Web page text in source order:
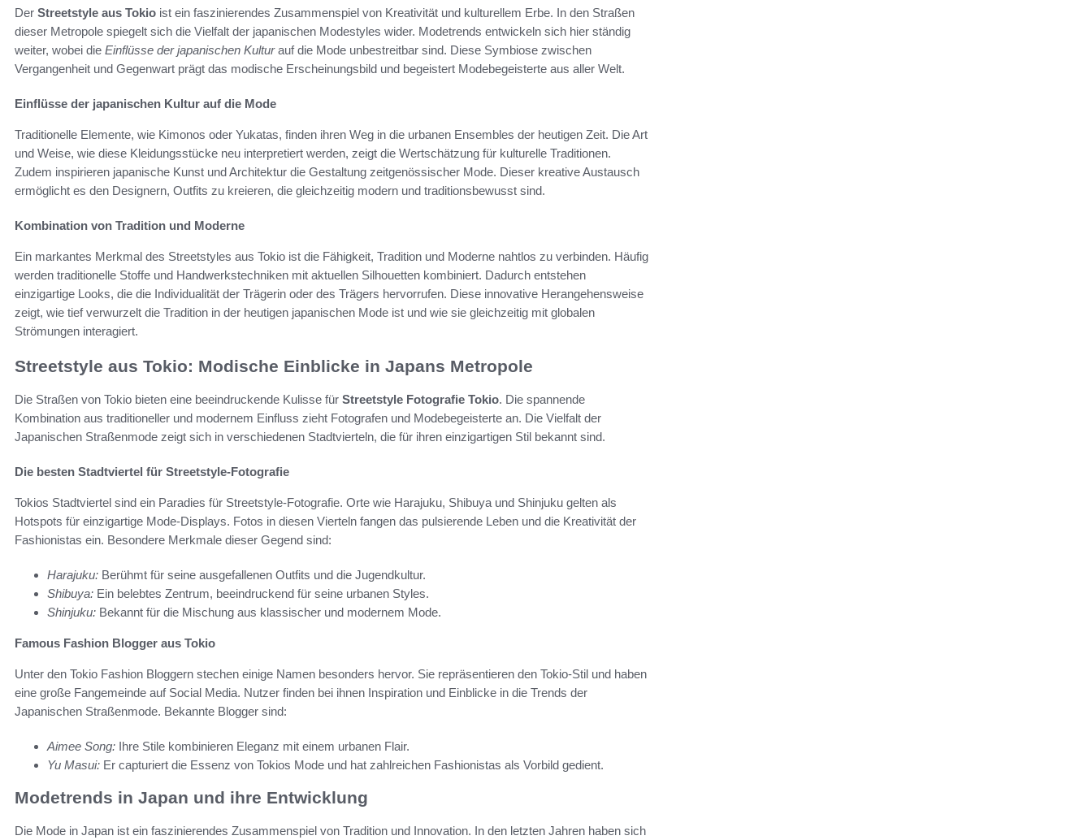
Der Streetstyle aus Tokio ist ein faszinierendes Zusammenspiel von Kreativität und kulturellem Erbe. In den Straßen
dieser Metropole spiegelt sich die Vielfalt der japanischen Modestyles wider. Modetrends entwickeln sich hier ständig
weiter, wobei die Einflüsse der japanischen Kulturauf die Mode unbestreitbar sind. Diese Symbiose zwischen
Vergangenheit und Gegenwart prägt das modische Erscheinungsbild und begeistert Modebegeisterte aus aller Welt.
Einflüsse der japanischen Kultur auf die Mode
Traditionelle Elemente, wie Kimonos oder Yukatas, finden ihren Weg in die urbanen Ensembles der heutigen Zeit. Die Art
und Weise, wie diese Kleidungsstücke neu interpretiert werden, zeigt die Wertschätzung für kulturelle Traditionen.
Zudem inspirieren japanische Kunst und Architektur die Gestaltung zeitgenössischer Mode. Dieser kreative Austausch
ermöglicht es den Designern, Outfits zu kreieren, die gleichzeitig modern und traditionsbewusst sind.
Kombination von Tradition und Moderne
Ein markantes Merkmal des Streetstyles aus Tokio ist die Fähigkeit, Tradition und Moderne nahtlos zu verbinden. Häufig
werden traditionelle Stoffe und Handwerkstechniken mit aktuellen Silhouetten kombiniert. Dadurch entstehen
einzigartige Looks, die die Individualität der Trägerin oder des Trägers hervorrufen. Diese innovative Herangehensweise
zeigt, wie tief verwurzelt die Tradition in der heutigen japanischen Mode ist und wie sie gleichzeitig mit globalen
Strömungen interagiert.
Streetstyle aus Tokio: Modische Einblicke in Japans Metropole
Die Straßen von Tokio bieten eine beeindruckende Kulisse für Streetstyle Fotografie Tokio. Die spannende
Kombination aus traditioneller und modernem Einfluss zieht Fotografen und Modebegeisterte an. Die Vielfalt der
Japanischen Straßenmode zeigt sich in verschiedenen Stadtvierteln, die für ihren einzigartigen Stil bekannt sind.
Die besten Stadtviertel für Streetstyle-Fotografie
Tokios Stadtviertel sind ein Paradies für Streetstyle-Fotografie. Orte wie Harajuku, Shibuya und Shinjuku gelten als
Hotspots für einzigartige Mode-Displays. Fotos in diesen Vierteln fangen das pulsierende Leben und die Kreativität der
Fashionistas ein. Besondere Merkmale dieser Gegend sind:
Harajuku: Berühmt für seine ausgefallenen Outfits und die Jugendkultur.
Shibuya: Ein belebtes Zentrum, beeindruckend für seine urbanen Styles.
Shinjuku: Bekannt für die Mischung aus klassischer und modernem Mode.
Famous Fashion Blogger aus Tokio
Unter den Tokio Fashion Bloggern stechen einige Namen besonders hervor. Sie repräsentieren den Tokio-Stil und haben
eine große Fangemeinde auf Social Media. Nutzer finden bei ihnen Inspiration und Einblicke in die Trends der
Japanischen Straßenmode. Bekannte Blogger sind:
Aimee Song: Ihre Stile kombinieren Eleganz mit einem urbanen Flair.
Yu Masui: Er capturiert die Essenz von Tokios Mode und hat zahlreichen Fashionistas als Vorbild gedient.
Modetrends in Japan und ihre Entwicklung
Die Mode in Japan ist ein faszinierendes Zusammenspiel von Tradition und Innovation. In den letzten Jahren haben sich